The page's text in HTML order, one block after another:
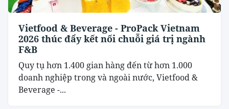
Vietfood & Beverage - ProPack Vietnam
2026 thúc đẩy kết nối chuỗi giá trị ngành
F&B
Quy tụ hơn 1.400 gian hàng đến từ hơn 1.000
doanh nghiệp trong và ngoài nước, Vietfood &
Beverage -...